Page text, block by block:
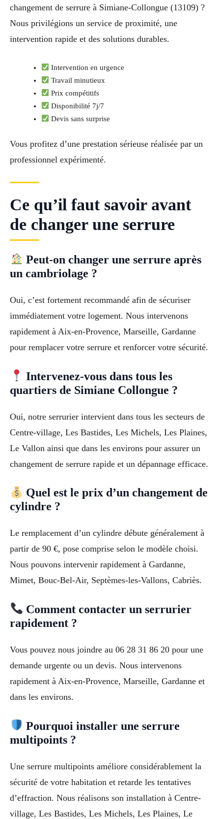
changement de serrure à Simiane-Collongue (13109) ?
Nous privilégions un service de proximité, une
intervention rapide et des solutions durables.
Intervention en urgence
Travail minutieux
Prix compétitifs
Disponibilité 7j/7
Devis sans surprise
Vous profitez d’une prestation sérieuse réalisée par un
professionnel expérimenté.
Ce qu’il faut savoir avant
de changer une serrure
Peut-on changer une serrure après
un cambriolage ?
Oui, c’est fortement recommandé afin de sécuriser
immédiatement votre logement. Nous intervenons
rapidement à Aix-en-Provence, Marseille, Gardanne
pour remplacer votre serrure et renforcer votre sécurité.
Intervenez-vous dans tous les
quartiers de Simiane Collongue ?
Oui, notre serrurier intervient dans tous les secteurs de
Centre-village, Les Bastides, Les Michels, Les Plaines,
Le Vallon ainsi que dans les environs pour assurer un
changement de serrure rapide et un dépannage efficace.
Quel est le prix d’un changement de
cylindre ?
Le remplacement d’un cylindre débute généralement à
partir de 90 €, pose comprise selon le modèle choisi.
Nous pouvons intervenir rapidement à Gardanne,
Mimet, Bouc-Bel-Air, Septèmes-les-Vallons, Cabriès.
Comment contacter un serrurier
rapidement ?
Vous pouvez nous joindre au 06 28 31 86 20 pour une
demande urgente ou un devis. Nous intervenons
rapidement à Aix-en-Provence, Marseille, Gardanne et
dans les environs.
Pourquoi installer une serrure
multipoints ?
Une serrure multipoints améliore considérablement la
sécurité de votre habitation et retarde les tentatives
d’effraction. Nous réalisons son installation à Centre-
village, Les Bastides, Les Michels, Les Plaines, Le